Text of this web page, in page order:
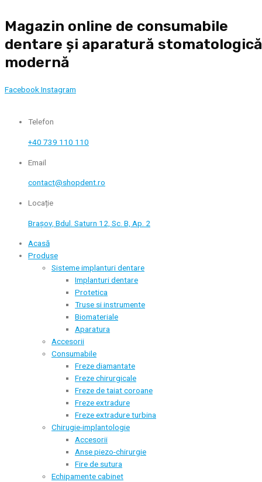
to
content
Magazin online de consumabile
dentare și aparatură stomatologică
modernă
FacebookInstagram
Telefon
+40 739 110 110
Email
contact@shopdent.ro
Locație
Brașov, Bdul. Saturn 12, Sc. B, Ap. 2
Acasă
Produse
Sisteme implanturi dentare
Implanturi dentare
Protetica
Truse si instrumente
Biomateriale
Aparatura
Accesorii
Consumabile
Freze diamantate
Freze chirurgicale
Freze de taiat coroane
Freze extradure
Freze extradure turbina
Chirugie-implantologie
Accesorii
Anse piezo-chirurgie
Fire de sutura
Echipamente cabinet